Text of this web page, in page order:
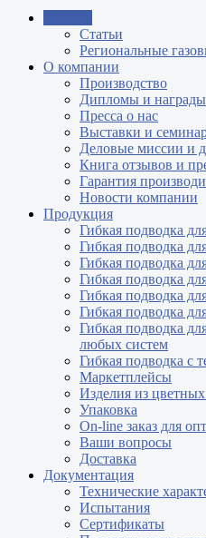
Статьи
Региональные
О компании
Производство
Дипломы и награды
Пресса о нас
Выставки и
Деловые миссии и
Книга отзывов и
Гарантия
Новости компании
Продукция
Гибкая подводка
Гибкая подводка
Гибкая подводка
Гибкая подводка
Гибкая подводка
Гибкая подводка
Гибкая подводка
любых систем
Гибкая подводка с
Маркетплейсы
Изделия из цветных
Упаковка
On-line заказ для
Ваши вопросы
Доставка
Документация
Технические
Испытания
Сертификаты